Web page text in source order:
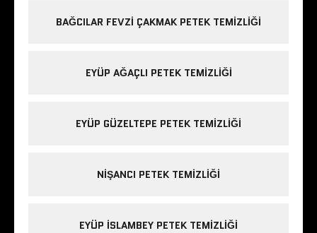
BAĞCILAR FEVZI ÇAKMAK PETEK TEMIZLIĞI
EYÜP AĞAÇLI PETEK TEMIZLIĞI
EYÜP GÜZELTEPE PETEK TEMIZLIĞI
NIŞANCI PETEK TEMIZLIĞI
EYÜP ISLAMBEY PETEK TEMIZLIĞI